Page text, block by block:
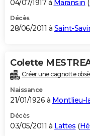
04/07/1917 à Maransin (
Décès
28/06/2011 à Saint-
Colette
Créer une cagnotte
Naissance
21/01/1926 à Montlieu-
Décès
03/05/2011 à Lattes (